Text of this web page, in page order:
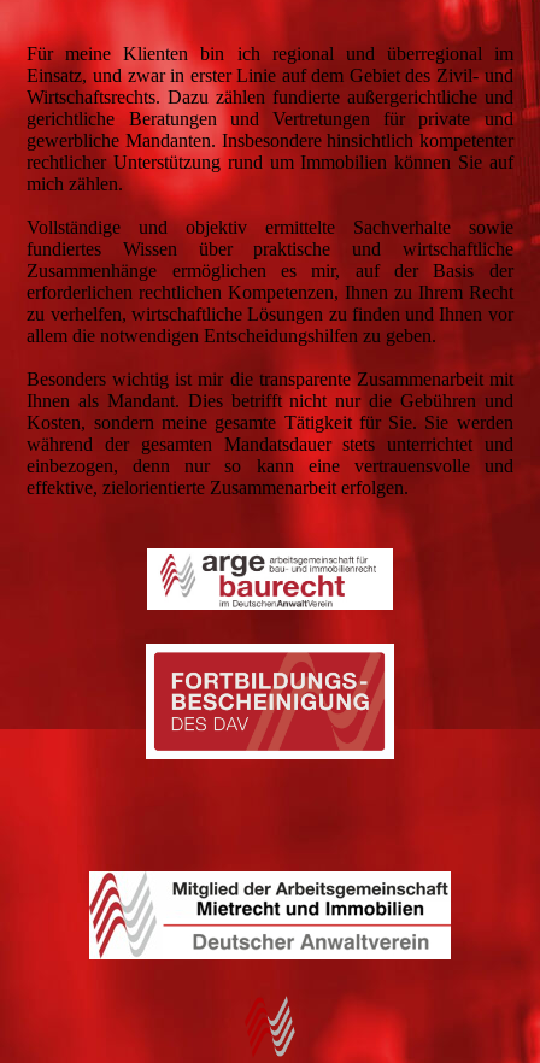
Für meine Klienten bin ich regional und überregional im
Einsatz, und zwar in erster Linie auf dem Gebiet des Zivil- und
Wirtschaftsrechts. Dazu zählen fundierte außergerichtliche und
gerichtliche Beratungen und Vertretungen für private und
gewerbliche Mandanten. Insbesondere hinsichtlich kompetenter
rechtlicher Unterstützung rund um Immobilien können Sie auf
mich zählen.
Vollständige und objektiv ermittelte Sachverhalte sowie
fundiertes Wissen über praktische und wirtschaftliche
Zusammenhänge ermöglichen es mir, auf der Basis der
erforderlichen rechtlichen Kompetenzen, Ihnen zu Ihrem Recht
zu verhelfen, wirtschaftliche Lösungen zu finden und Ihnen vor
allem die notwendigen Entscheidungshilfen zu geben.
Besonders wichtig ist mir die transparente Zusammenarbeit mit
Ihnen als Mandant. Dies betrifft nicht nur die Gebühren und
Kosten, sondern meine gesamte Tätigkeit für Sie. Sie werden
während der gesamten Mandatsdauer stets unterrichtet und
einbezogen, denn nur so kann eine vertrauensvolle und
effektive, zielorientierte Zusammenarbeit erfolgen.